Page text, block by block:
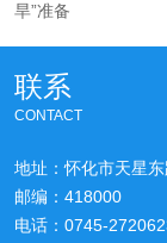
旱”准备
联系
CONTACT
地址：怀化市天星
邮编：418000
电话：0745-